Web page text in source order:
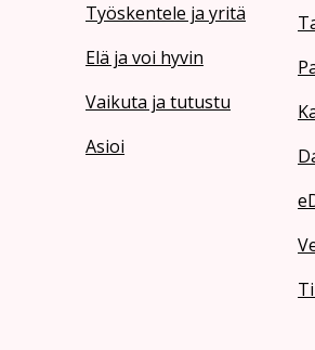
Työskentele ja yritä
Elä ja voi hyvin
Vaikuta ja tutustu
Asioi